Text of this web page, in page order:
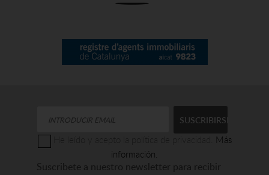
Más
información.
Suscribete a nuestro newsletter para recibir